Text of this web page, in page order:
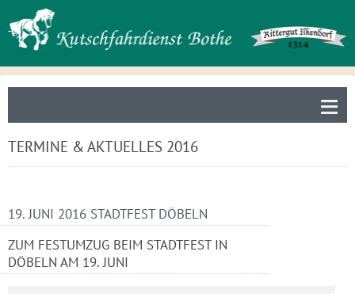
≡
TERMINE & AKTUELLES 2016
19. JUNI 2016 STADTFEST DÖBELN
ZUM FESTUMZUG BEIM STADTFEST IN
DÖBELN AM 19. JUNI